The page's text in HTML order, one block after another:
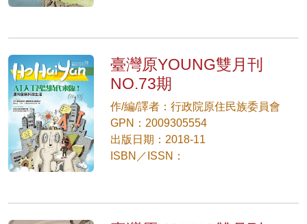
臺灣原YOUNG雙月刊
NO.73期
作/編/譯者：行政院原住民族委員會
GPN：2009305554
出版日期：2018-11
ISBN／ISSN：